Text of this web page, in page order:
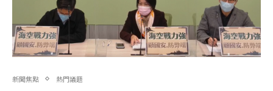
新聞焦點 熱門議題